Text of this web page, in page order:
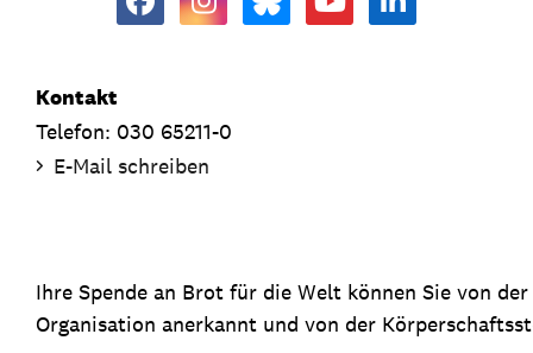
Kontakt
Telefon: 030 65211-0
E-Mail schreiben
Ihre Spende an Brot für die Welt können Sie von
Organisation anerkannt und von der